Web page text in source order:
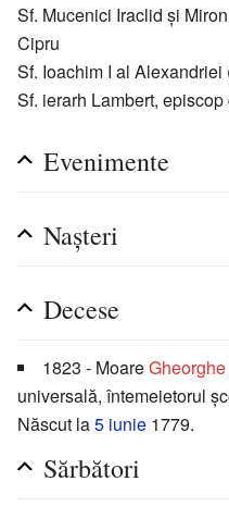
Sf. Mucenici Iraclid și
Cipru
Sf. Ioachim I al Alexandriei
Sf. ierarh Lambert,
Evenimente
Nașteri
Decese
1823 - Moare
universală, întemeietorul
Născut la5 iunie 1779.
Sărbători